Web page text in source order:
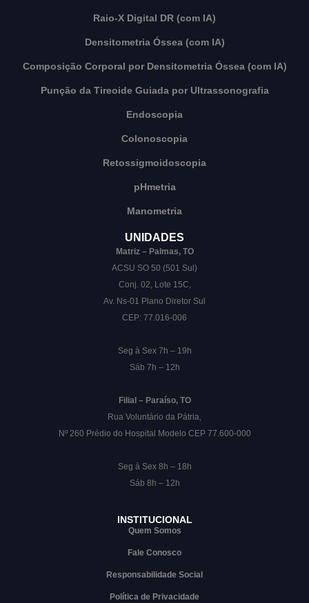
Raio-X Digital DR (com IA)
Densitometria Óssea (com IA)
Composição Corporal por Densitometria Óssea (com IA)
Punção da Tireoide Guiada por Ultrassonografia
Endoscopia
Colonoscopia
Retossigmoidoscopia
pHmetria
Manometria
UNIDADES
Matriz – Palmas, TO
ACSU SO 50 (501 Sul)
Conj. 02, Lote 15C,
Av. Ns-01 Plano Diretor Sul
CEP: 77.016-006
Seg à Sex 7h – 19h
Sáb 7h – 12h
Filial – Paraíso, TO
Rua Voluntário da Pátria,
Nº 260 Prédio do Hospital Modelo CEP 77.600-000
Seg à Sex 8h – 18h
Sáb 8h – 12h
INSTITUCIONAL
Quem Somos
Fale Conosco
Responsabilidade Social
Política de Privacidade